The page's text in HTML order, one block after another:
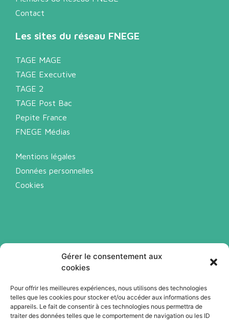
Gérer le consentement aux
cookies
Pour offrir les meilleures expériences, nous utilisons des technologies
telles que les cookies pour stocker et/ou accéder aux informations des
appareils. Le fait de consentir à ces technologies nous permettra de
traiter des données telles que le comportement de navigation ou les ID
Contact
Les sites du réseau FNEGE
TAGE MAGE
TAGE Executive
TAGE 2
TAGE Post Bac
Pepite France
FNEGE Médias
Mentions légales
Données personnelles
Cookies
Abonnez-vous à notre newsletter